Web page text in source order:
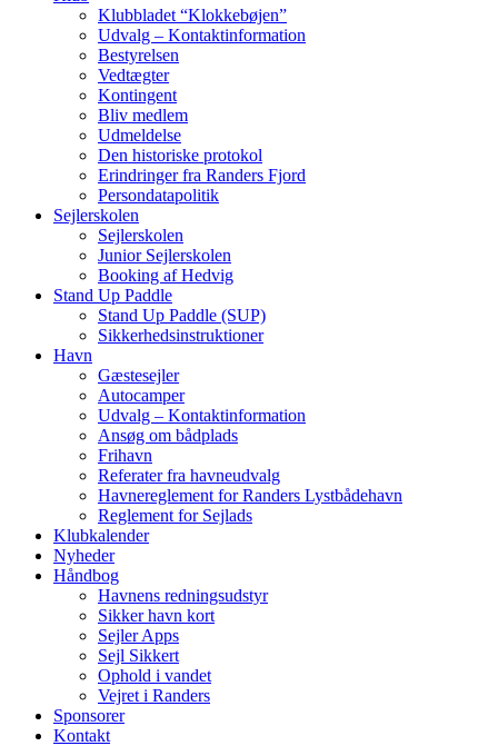
Klubbladet “Klokkebøjen”
Udvalg – Kontaktinformation
Bestyrelsen
Vedtægter
Kontingent
Bliv medlem
Udmeldelse
Den historiske protokol
Erindringer fra Randers Fjord
Persondatapolitik
Sejlerskolen
Sejlerskolen
Junior Sejlerskolen
Booking af Hedvig
Stand Up Paddle
Stand Up Paddle (SUP)
Sikkerhedsinstruktioner
Havn
Gæstesejler
Autocamper
Udvalg – Kontaktinformation
Ansøg om bådplads
Frihavn
Referater fra havneudvalg
Havnereglement for Randers Lystbådehavn
Reglement for Sejlads
Klubkalender
Nyheder
Håndbog
Havnens redningsudstyr
Sikker havn kort
Sejler Apps
Sejl Sikkert
Ophold i vandet
Vejret i Randers
Sponsorer
Kontakt